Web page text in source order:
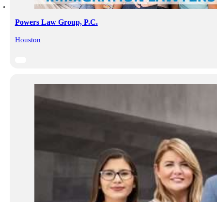
Powers Law Group, P.C.
Houston